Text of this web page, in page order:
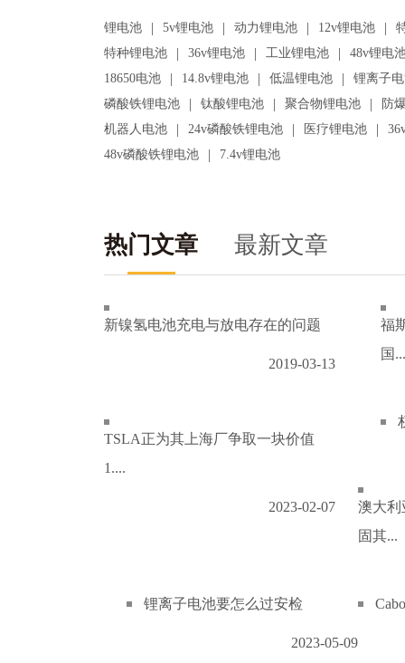
锂电池 | 5v锂电池 | 动力锂电池 | 12v锂电池 |
特种锂电池
| 36v锂电池 | 工业锂电池 |
48v锂电
18650电池
| 14.8v锂电池 | 低温锂电池 |
锂离子
磷酸铁锂电池
| 钛酸锂电池 | 聚合物锂电池 |
防
机器人电池
| 24v磷酸铁锂电池 | 医疗锂电池 |
48v磷酸铁锂电池
| 7.4v锂电池
热门文章 最新文章
新镍氢电池充电与放电存在的问题
2019-03-13
福
国
TSLA正为其上海厂争取一块价值
1....
2023-02-07
澳大利
固其...
锂离子电池要怎么过安检
2023-05-09